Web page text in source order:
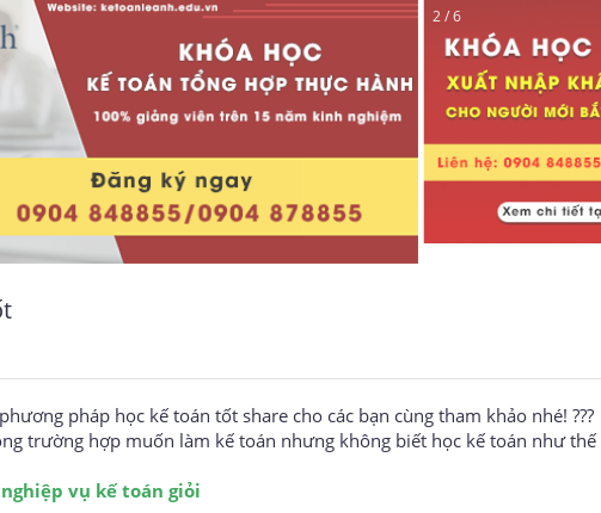
2 / 6
pháp học kế toán tốt share cho các bạn cùng tham khảo nhé! ???
trường hợp muốn làm kế toán nhưng không biết học kế toán như
vụ kế toán giỏi